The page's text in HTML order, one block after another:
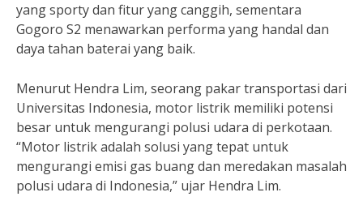
yang sporty dan fitur yang canggih, sementara
Gogoro S2 menawarkan performa yang handal dan
daya tahan baterai yang baik.
Menurut Hendra Lim, seorang pakar transportasi dari
Universitas Indonesia, motor listrik memiliki potensi
besar untuk mengurangi polusi udara di perkotaan.
“Motor listrik adalah solusi yang tepat untuk
mengurangi emisi gas buang dan meredakan masalah
polusi udara di Indonesia,” ujar Hendra Lim.